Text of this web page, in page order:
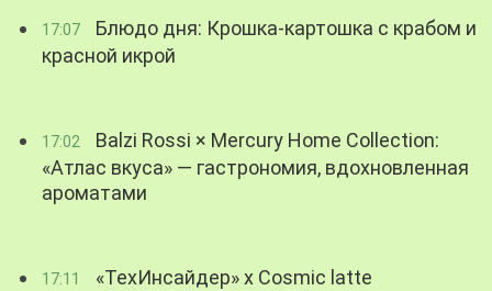
17:07
Блюдо дня: Крошка-картошка с крабом и
красной икрой
17:02
Balzi Rossi × Mercury Home Collection:
«Атлас вкуса» — гастрономия, вдохновленная
ароматами
17:11 «ТехИнсайдер» х Cosmic latte